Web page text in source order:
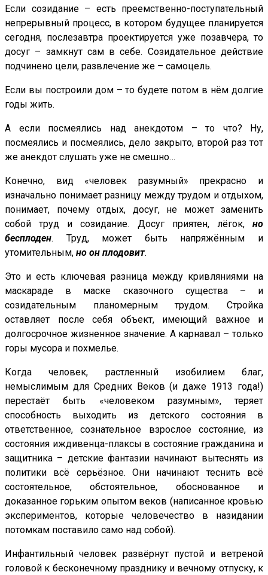
Если созидание – есть преемственно-поступательный
непрерывный процесс, в котором будущее планируется
сегодня, послезавтра проектируется уже позавчера, то
досуг – замкнут сам в себе. Созидательное действие
подчинено цели, развлечение же – самоцель.
Если вы построили дом – то будете потом в нём долгие
годы жить.
А если посмеялись над анекдотом – то что? Ну,
посмеялись и посмеялись, дело закрыто, второй раз тот
же анекдот слушать уже не смешно…
Конечно, вид «человек разумный» прекрасно и
изначально понимает разницу между трудом и отдыхом,
понимает, почему отдых, досуг, не может заменить
собой труд и созидание. Досуг приятен, лёгок, но
бесплоден. Труд, может быть напряжённым и
утомительным, но он плодовит.
Это и есть ключевая разница между кривляниями на
маскараде в маске сказочного существа – и
созидательным планомерным трудом. Стройка
оставляет после себя объект, имеющий важное и
долгосрочное жизненное значение. А карнавал – только
горы мусора и похмелье.
Когда человек, растленный изобилием благ,
немыслимым для Средних Веков (и даже 1913 года!)
перестаёт быть «человеком разумным», теряет
способность выходить из детского состояния в
ответственное, сознательное взрослое состояние, из
состояния иждивенца-плаксы в состояние гражданина и
защитника – детские фантазии начинают вытеснять из
политики всё серьёзное. Они начинают теснить всё
состоятельное, обстоятельное, обоснованное и
доказанное горьким опытом веков (написанное кровью
экспериментов, которые человечество в назидании
потомкам поставило само над собой).
Инфантильный человек развёрнут пустой и ветреной
головой к бесконечному празднику и вечному отпуску, к